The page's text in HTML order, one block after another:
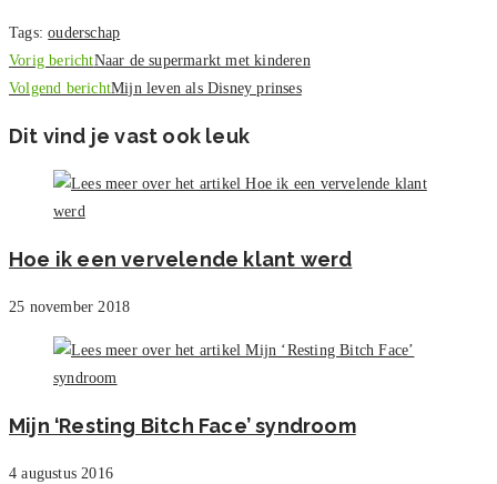
Tags:ouderschap
Lees
meer
artikelen
Vorig berichtNaar de supermarkt met kinderen
Volgend berichtMijn leven als Disney prinses
Dit vind je vast ook leuk
Hoe ik een vervelende klant werd
25 november 2018
Mijn ‘Resting Bitch Face’ syndroom
4 augustus 2016